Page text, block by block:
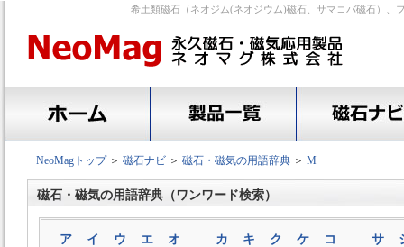
希土類磁石（ネオジム(ネオジウム)磁石、サマコバ磁石）、
NeoMagトップ＞ 磁石ナビ ＞ 磁石・磁気の用語辞典 ＞ M
磁石・磁気の用語辞典（ワンワード検索）
ア イ ウ エ オ カ キ ク ケ コ サ